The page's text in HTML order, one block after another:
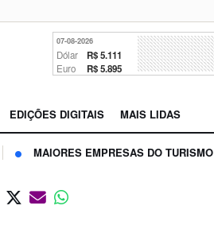
07-08-2026
Dólar R$ 5.111
Euro R$ 5.895
EDIÇÕES DIGITAIS MAIS LIDAS
MAIORES EMPRESAS DO TURISMO